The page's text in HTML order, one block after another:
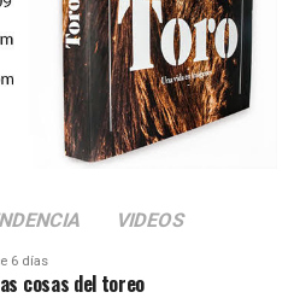
VIDEOS
6 días
cosas del toreo